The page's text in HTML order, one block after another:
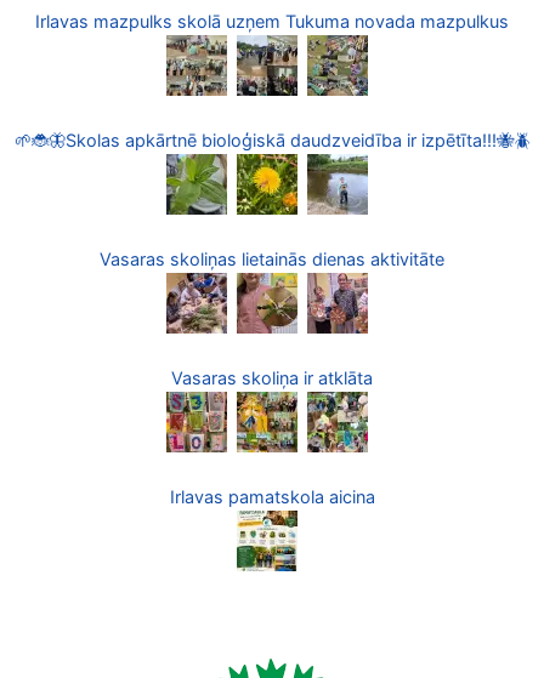
Irlavas mazpulks skolā uzņem Tukuma novada mazpulkus
🌱🐞🦋Skolas apkārtnē bioloģiskā daudzveidība ir izpētīta!!!🐝🪲
Vasaras skoliņas lietainās dienas aktivitāte
Vasaras skoliņa ir atklāta
Irlavas pamatskola aicina